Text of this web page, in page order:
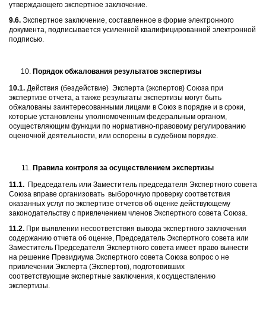
утверждающего экспертное заключение.
9.6. Экспертное заключение, составленное в форме электронного
документа, подписывается усиленной квалифицированной электронной
подписью.
Порядок обжалования результатов экспертизы
10.1. Действия (бездействие) Эксперта (экспертов) Союза при
экспертизе отчета, а также результаты экспертизы могут быть
обжалованы заинтересованными лицами в Союз в порядке и в сроки,
которые установлены уполномоченным федеральным органом,
осуществляющим функции по нормативно-правовому регулированию
оценочной деятельности, или оспорены в судебном порядке.
Правила контроля за осуществлением экспертизы
11.1. Председатель или Заместитель председателя Экспертного совета
Союза вправе организовать выборочную проверку соответствия
оказанных услуг по экспертизе отчетов об оценке действующему
законодательству с привлечением членов Экспертного совета Союза.
11.2. При выявлении несоответствия вывода экспертного заключения
содержанию отчета об оценке, Председатель Экспертного совета или
Заместитель Председателя Экспертного совета имеет право вынести
на решение Президиума Экспертного совета Союза вопрос о не
привлечении Эксперта (Экспертов), подготовивших
соответствующие экспертные заключения, к осуществлению
экспертизы.